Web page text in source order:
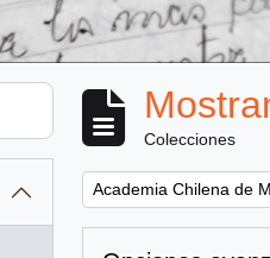
Colecciones
Remove filter:
Academia Chilena de